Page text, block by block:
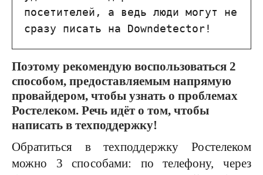
посетителей, а ведь люди могут не
сразу писать на Downdetector!
Поэтому рекомендую воспользоваться 2
способом, предоставляемым напрямую
провайдером, чтобы узнать о проблемах
Ростелеком. Речь идёт о том, чтобы
написать в техподдержку!
Обратиться в техподдержку Ростелеком
можно 3 способами: по телефону, через